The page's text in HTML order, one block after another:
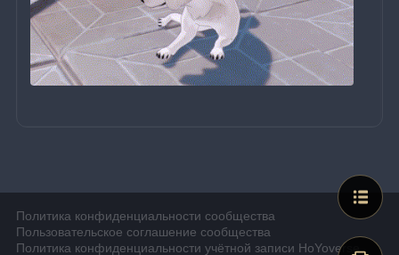
Политика конфиденциальности сообщества
Пользовательское соглашение сообщества
Политика конфиденциальности учётной записи HoYoverse